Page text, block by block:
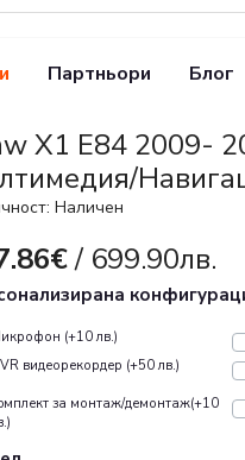
Партньори Блог
X1 E84 2009-
Наличен
/ 699.90лв.
(+10 лв.)
видеорекордер (+50 лв.)
за монтаж/демонтаж(+10